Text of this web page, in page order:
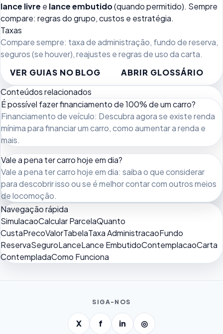
lance livre e lance embutido(quando permitido). Sempre
compare: regras do grupo, custos e estratégia.
Taxas
Compare sempre: taxa de administração, fundo de reserva,
seguros (se houver), reajustes e regras de uso da carta.
VER GUIAS NO BLOG
ABRIR GLOSSÁRIO
Conteúdos relacionados
É possível fazer financiamento de 100% de um carro?
Financiamento de veículo: Descubra agora se existe renda
mínima para financiar um carro, como aumentar a renda e
mais.
Vale a pena ter carro hoje em dia?
Vale a pena ter carro hoje em dia: saiba o que considerar
para descobrir isso ou se é melhor contar com outros meios
de locomoção.
Navegação rápida
SimulacaoCalcular ParcelaQuanto
CustaPrecoValorTabelaTaxa AdministracaoFundo
ReservaSeguroLanceLance EmbutidoContemplacaoCarta
ContempladaComo Funciona
SIGA-NOS
X f in ◎